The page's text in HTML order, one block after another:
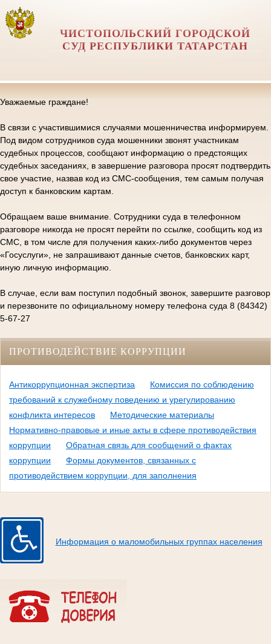
ЧИСТОПОЛЬСКИЙ ГОРОДСКОЙ
СУД РЕСПУБЛИКИ ТАТАРСТАН
Уважаемые граждане!
В связи с участившимися случаями мошенничества информируем.
Под видом сотрудников суда мошенники звонят участникам
судебных процессов, сообщают информацию о предстоящих
судебных заседаниях, в завершение разговора просят подтвердить
свое участие, назвав код из СМС-сообщения, тем самым получая
доступ к банковским картам.
Обращаем ваше внимание. Сотрудники суда в телефонном
разговоре никогда не просят перейти по ссылке, сообщить код из
СМС, в том числе для получения каких-либо документов через
«Госуслуги», не запрашивают данные счетов, банковских карт,
иную личную информацию.
В случае, если вам поступил подобный звонок, завершите разговор
и перезвоните по официальному номеру телефона суда 8 (84342)
5-67-27
ПРОТИВОДЕЙСТВИЕ КОРРУПЦИИ
Антикоррупционная экспертиза
Комиссия по соблюдению
требований к служебному поведению и урегулированию
конфликта интересов
Методические материалы
Нормативно-правовые и иные акты в сфере противодействия
коррупции
Обратная связь для сообщений о фактах
коррупции
Формы документов, связанных с
противодействием коррупции, для заполнения
Информация о маломобильных группах населения